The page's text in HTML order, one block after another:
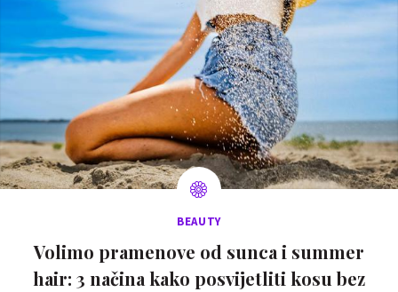
BEAUTY
Volimo pramenove od sunca i summer
hair: 3 načina kako posvijetliti kosu bez